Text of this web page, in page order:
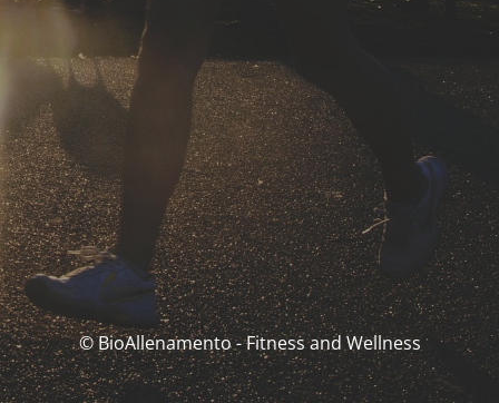
© BioAllenamento - Fitness and Wellness